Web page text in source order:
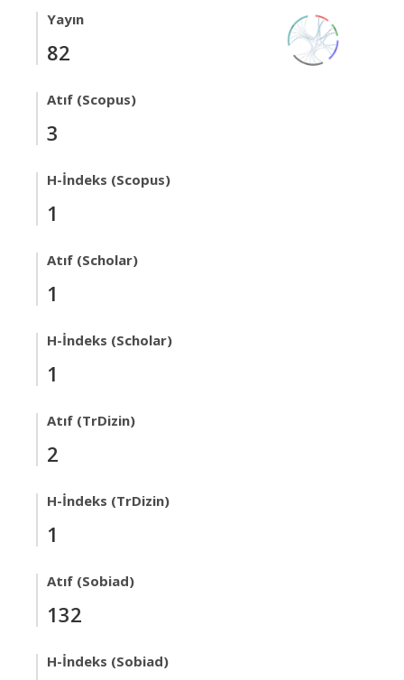
Yayın
82
Atıf (Scopus)
3
H-İndeks (Scopus)
1
Atıf (Scholar)
1
H-İndeks (Scholar)
1
Atıf (TrDizin)
2
H-İndeks (TrDizin)
1
Atıf (Sobiad)
132
H-İndeks (Sobiad)